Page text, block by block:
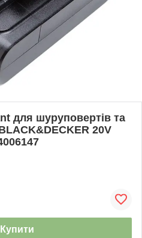
для шуруповертів та
20V
Купити